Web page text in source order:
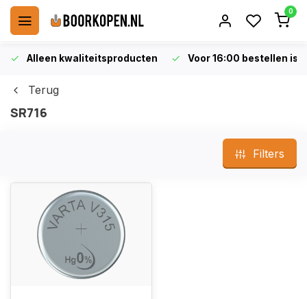
0
Alleen kwaliteitsproducten Voor 16:00 bestellen is
Terug
SR716
Filters